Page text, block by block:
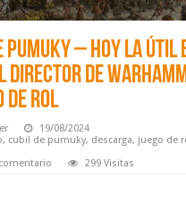
Pumuky – Hoy la
Director de
de Rol
19/08/2024
, cubil de pumuky, descarga, juego de
299 Visitas